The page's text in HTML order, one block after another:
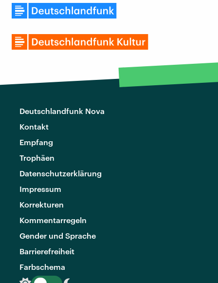
Deutschlandfunk Nova
Kontakt
Empfang
Trophäen
Datenschutzerklärung
Impressum
Korrekturen
Kommentarregeln
Gender und Sprache
Barrierefreiheit
Farbschema